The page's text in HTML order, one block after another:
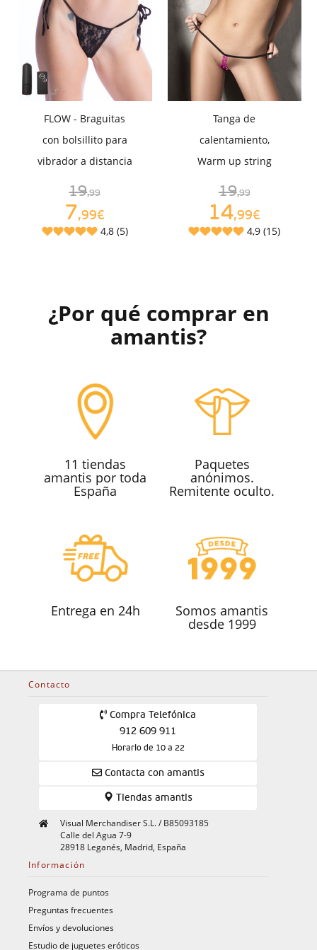
FLOW - Braguitas
con bolsillito para
vibrador a distancia
19,99
7,99€
4,8 (5)
Tanga de
calentamiento,
Warm up string
19,99
14,99€
4,9 (15)
¿Por qué comprar en
amantis?
11 tiendas
amantis por toda
España
Paquetes
anónimos.
Remitente oculto.
Entrega en 24h Somos amantis
desde 1999
Contacto
Compra Telefónica
912 609 911
Horario de 10 a 22
Contacta con amantis
Tiendas amantis
Visual Merchandiser S.L. / B85093185
Calle del Agua 7-9
28918 Leganés, Madrid, España
Información
Programa de puntos
Preguntas frecuentes
Envíos y devoluciones
Estudio de juguetes eróticos